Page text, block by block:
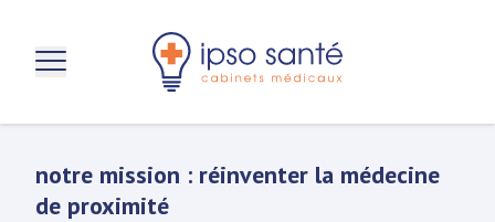
notre mission : réinventer la médecine
de proximité